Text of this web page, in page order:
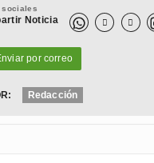
sociales
Noticia  
por correo
Redacción